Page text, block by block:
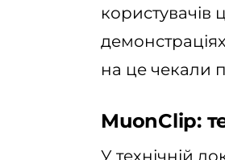
користувачів
на це чекали
MuonClip:
У технічній